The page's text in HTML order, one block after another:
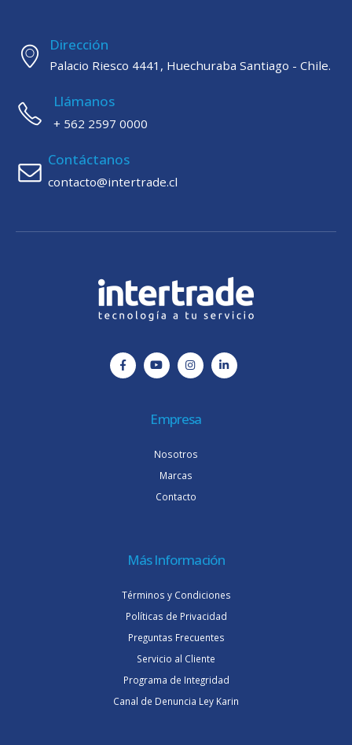
Dirección
Palacio Riesco 4441, Huechuraba Santiago - Chile.
Llámanos
+ 562 2597 0000
Contáctanos
contacto@intertrade.cl
Empresa
Nosotros
Marcas
Contacto
Más Información
Términos y Condiciones
Políticas de Privacidad
Preguntas Frecuentes
Servicio al Cliente
Programa de Integridad
Canal de Denuncia Ley Karin